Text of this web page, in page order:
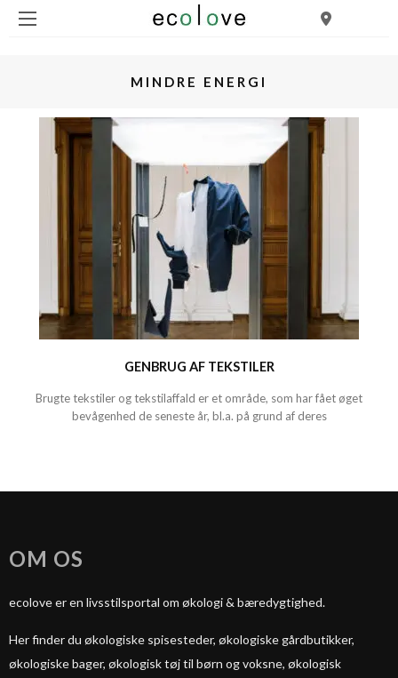
MINDRE ENERGI
GENBRUG AF TEKSTILER
Brugte tekstiler og tekstilaffald er et område, som har fået øget
bevågenhed de seneste år, bl.a. på grund af deres
OM OS
ecolove er en livsstilsportal om økologi & bæredygtighed.
Her finder du økologiske spisesteder, økologiske gårdbutikker,
økologiske bager, økologisk tøj til børn og voksne, økologisk